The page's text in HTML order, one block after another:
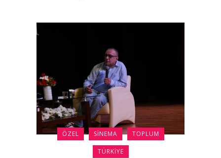
ÖZEL SINEMA TOPLUM
TÜRKIYE